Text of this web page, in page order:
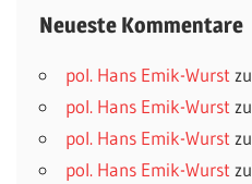
Neueste Kommentare
pol. Hans Emik-Wurst zu
pol. Hans Emik-Wurst zu
pol. Hans Emik-Wurst zu
pol. Hans Emik-Wurst zu